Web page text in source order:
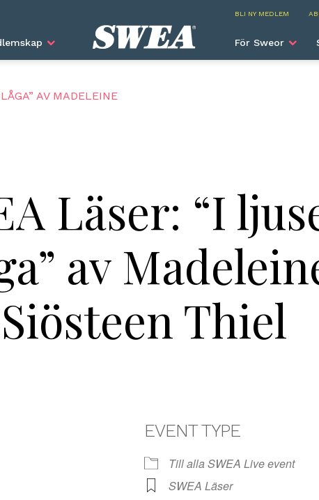
BLI NY MEDLEM
SWEA
För Sweor
AV MADELEINE
Läser: “I
av
Siösteen Thiel
EVENT TYPE
Till alla SWEA Live event
SWEA Läser